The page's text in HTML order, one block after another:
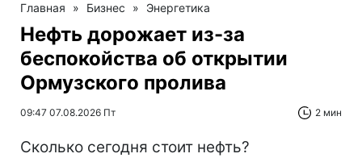
Главная » Бизнес » Энергетика
Нефть дорожает из-за
беспокойства об открытии
Ормузского пролива
09:47 07.08.2026 Пт 2 мин
Сколько сегодня стоит нефть?